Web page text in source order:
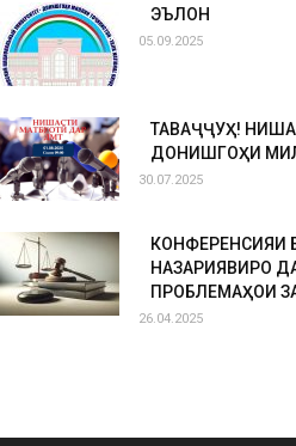
ЭЪЛОН
05.09.2025
ТАВАҶҶУҲ!
ДОНИШГОҲИ
30.07.2025
НАЗАРИЯВИРО
ПРОБЛЕМАҲОИ
26.04.2025